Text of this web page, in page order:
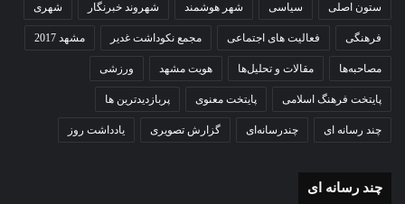
ستون اصلی سیاسی شهر هوشمند شهروند خبرنگار شهری
فرهنگی فعالیت های اجتماعی مجمع نکوداشت غدیر مشهد 2017
مصاحبه‌ها مقالات و تحلیل‌ها هویت مشهد ورزشی
پایتخت فرهنگ اسلامی پایتخت معنوی پربازدیدترین ها
چند رسانه ای چندرسانه‌ای گزارش تصویری یادداشت روز
چند رسانه ای